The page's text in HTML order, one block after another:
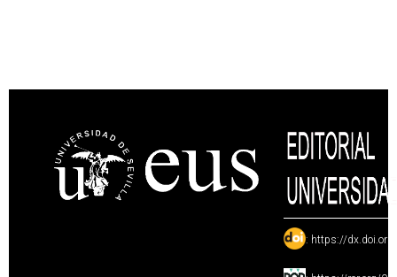
: https://